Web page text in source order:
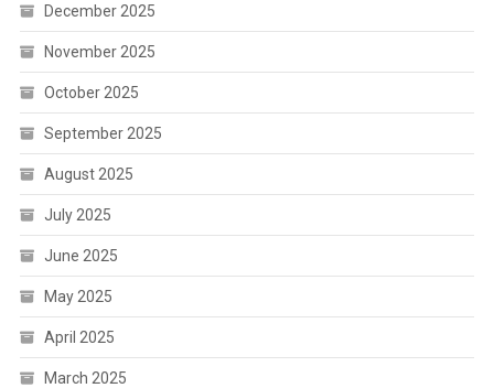
December 2025
November 2025
October 2025
September 2025
August 2025
July 2025
June 2025
May 2025
April 2025
March 2025